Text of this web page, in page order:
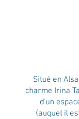
Situé en
charme Irina
d'un
(auquel il